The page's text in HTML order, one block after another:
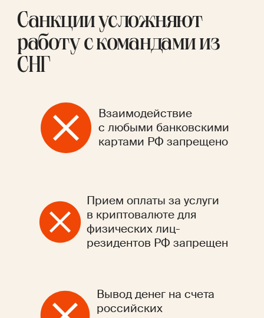
Санкции усложняют
работу с командами из
СНГ
Взаимодействие
с любыми банковскими
картами РФ запрещено
Прием оплаты за услуги
в криптовалюте для
физических лиц-
резидентов РФ запрещен
Вывод денег на счета
российских